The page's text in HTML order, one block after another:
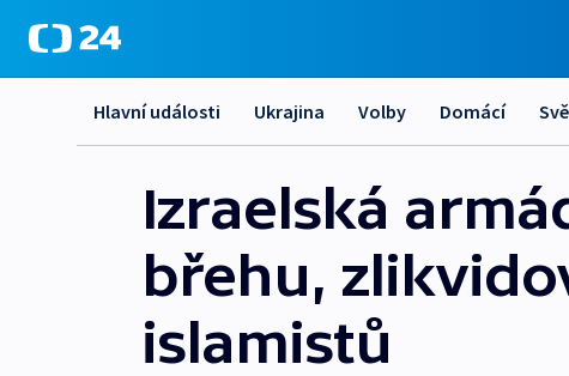
Hlavní události Ukrajina Volby Domácí
Izraelská
břehu,
islamistů